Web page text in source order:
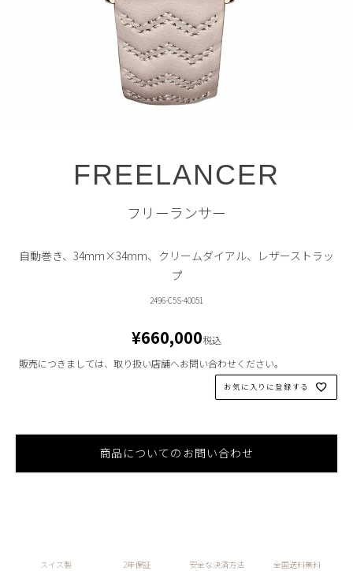
FREELANCER
フリーランサー
自動巻き、34mm×34mm、クリームダイアル、レザーストラッ
プ
2496-C5S-40051
¥660,000税込
販売につきましては、取り扱い店舗へお問い合わせください。
お気に入りに登録する
商品についてのお問い合わせ
スイス製 2年保証 安全な決済方法 全国送料無料